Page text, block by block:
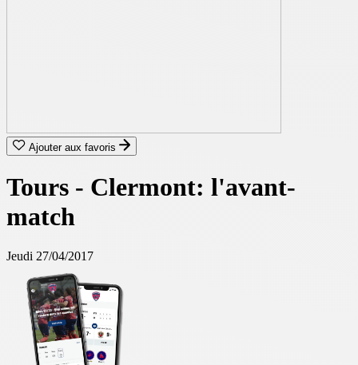
Ajouter aux favoris
Tours - Clermont: l'avant-
match
Jeudi 27/04/2017